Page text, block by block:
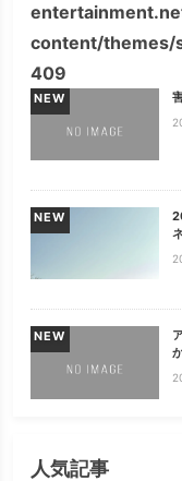
content/themes/
409
NEW
NEW
NEW
人気記事